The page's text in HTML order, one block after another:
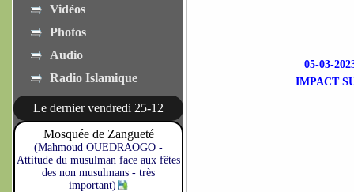
Vidéos
Photos
Audio
Radio Islamique
Le dernier vendredi 25-12
Mosquée de Zangueté
(Mahmoud OUEDRAOGO -
Attitude du musulman face aux fêtes
des non musulmans - très
important)
05-03-
IMPACT